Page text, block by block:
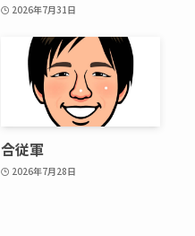
2026年7月31日
合従軍
2026年7月28日